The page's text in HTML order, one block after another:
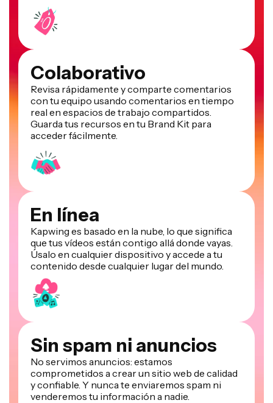
Colaborativo
Revisa rápidamente y comparte comentarios
con tu equipo usando comentarios en tiempo
real en espacios de trabajo compartidos.
Guarda tus recursos en tu Brand Kit para
acceder fácilmente.
En línea
Kapwing es basado en la nube, lo que significa
que tus vídeos están contigo allá donde vayas.
Úsalo en cualquier dispositivo y accede a tu
contenido desde cualquier lugar del mundo.
Sin spam ni anuncios
No servimos anuncios: estamos
comprometidos a crear un sitio web de calidad
y confiable. Y nunca te enviaremos spam ni
venderemos tu información a nadie.